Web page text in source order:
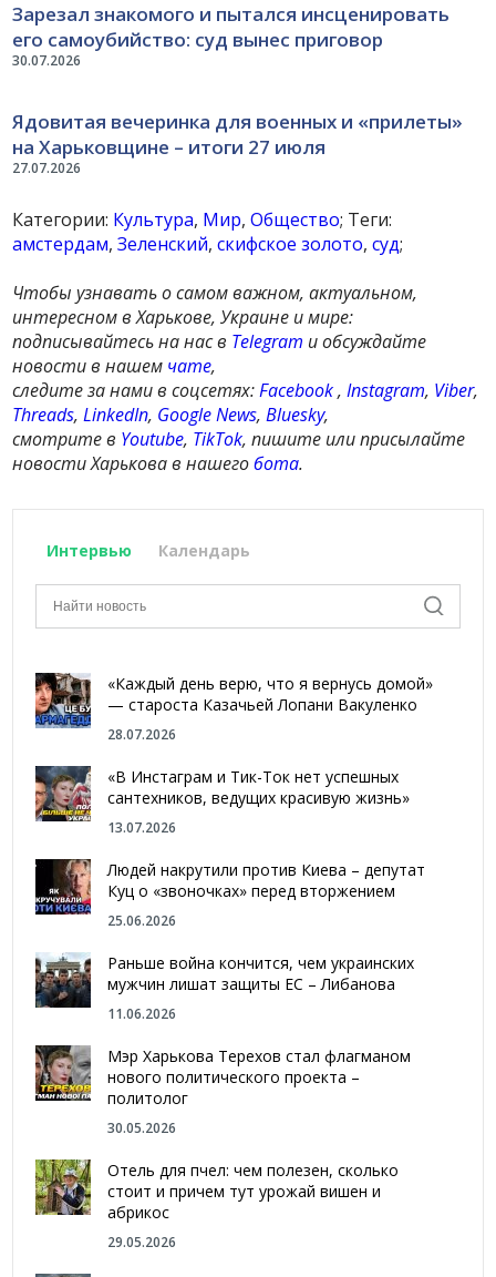
30.07.2026
Зарезал знакомого и пытался инсценировать
его самоубийство: суд вынес приговор
27.07.2026
Ядовитая вечеринка для военных и «прилеты»
на Харьковщине – итоги 27 июля
Категории: Культура, Мир,Общество; Теги:
амстердам,Зеленский,скифское золото,суд;
Чтобы узнавать о самом важном, актуальном,
интересном в Харькове, Украине и мире:
подписывайтесь на нас в Telegram и обсуждайте
новости в нашем чате,
следите за нами в соцсетях:Facebook,Instagram, Viber,
Threads,LinkedIn, Google News,Bluesky,
смотрите в Youtube, TikTok, пишите или присылайте
новости Харькова в нашегобота.
Интервью Календарь
«Каждый день верю, что я вернусь домой»
— староста Казачьей Лопани Вакуленко
28.07.2026
«В Инстаграм и Тик-Ток нет успешных
сантехников, ведущих красивую жизнь»
13.07.2026
Людей накрутили против Киева – депутат
Куц о «звоночках» перед вторжением
25.06.2026
Раньше война кончится, чем украинских
мужчин лишат защиты ЕС – Либанова
11.06.2026
Мэр Харькова Терехов стал флагманом
нового политического проекта –
политолог
30.05.2026
Отель для пчел: чем полезен, сколько
стоит и причем тут урожай вишен и
абрикос
29.05.2026